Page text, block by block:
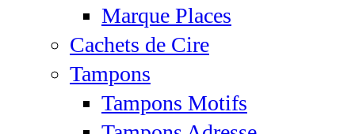
Marque Places
Cachets de Cire
Tampons
Tampons Motifs